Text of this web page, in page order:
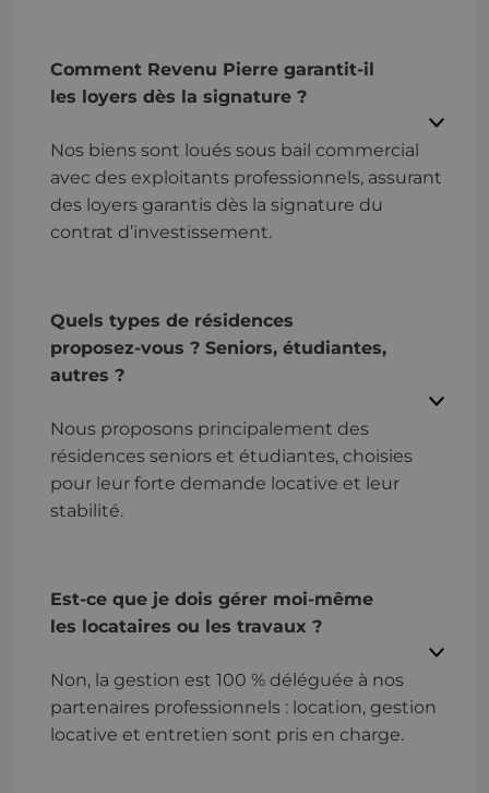
Comment Revenu Pierre garantit-il
les loyers dès la signature ?
Nos biens sont loués sous bail commercial
avec des exploitants professionnels, assurant
des loyers garantis dès la signature du
contrat d’investissement.
Quels types de résidences
proposez-vous ? Seniors, étudiantes,
autres ?
Nous proposons principalement des
résidences seniors et étudiantes, choisies
pour leur forte demande locative et leur
stabilité.
Est-ce que je dois gérer moi-même
les locataires ou les travaux ?
Non, la gestion est 100 % déléguée à nos
partenaires professionnels : location, gestion
locative et entretien sont pris en charge.